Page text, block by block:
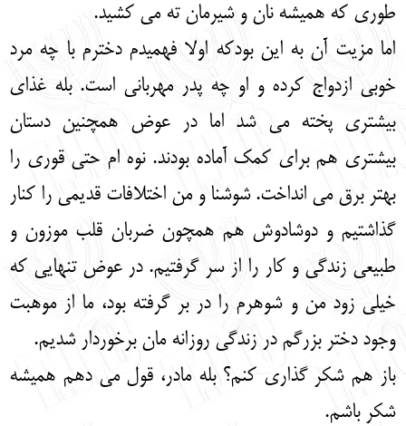
طوری که همیشه نان و شیرمان ته می کشید.
اما مزیت آن به این بودکه اولا فهمیدم دخترم با چه مرد
خوبی ازدواج کرده و او چه پدر مهربانی است. بله غذای
بیشتری پخته می شد اما در عوض همچنین دستان
بیشتری هم برای کمک آماده بودند. نوه ام حتی قوری را
بهتر برق می انداخت. شوشنا و من اختلافات قدیمی را کنار
گذاشتیم و دوشادوش هم همچون ضربان قلب موزون و
طبیعی زندگی و کار را از سر گرفتیم. در عوض تنهایی که
خیلی زود من و شوهرم را در بر گرفته بود، ما از موهبت
وجود دختر بزرگم در زندگی روزانه مان برخوردار شدیم.
باز هم شکر گذاری کنم؟ بله مادر، قول می دهم همیشه
شکر باشم.